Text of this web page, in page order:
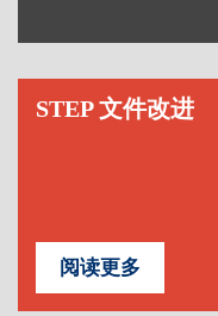
STEP 文件改进
阅读更多